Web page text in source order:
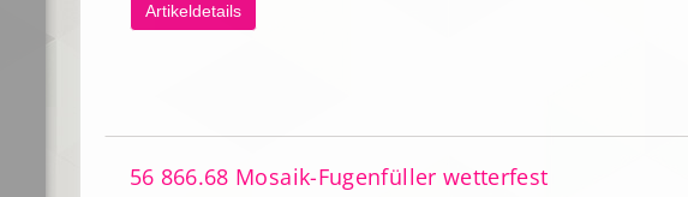
Artikeldetails
56 866.68 Mosaik-Fugenfüller wetterfest